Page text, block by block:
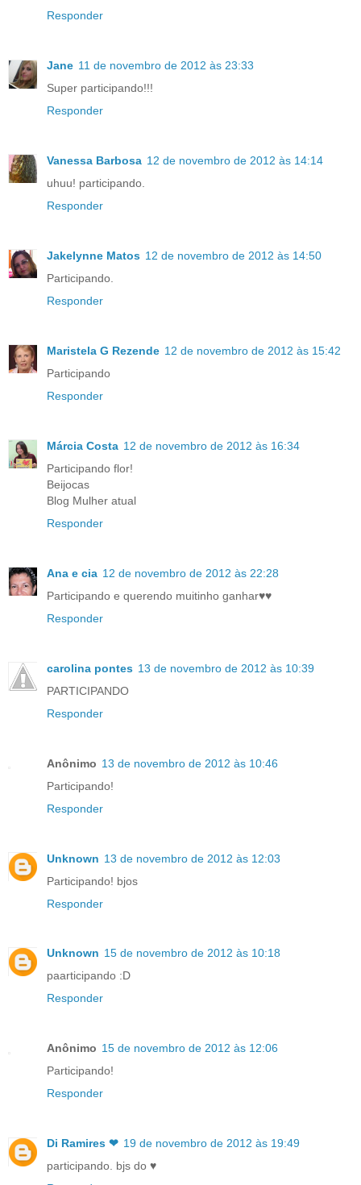
Responder
Jane 11 de novembro de 2012 às 23:33
Super participando!!!
Responder
Vanessa Barbosa 12 de novembro de 2012 às 14:14
uhuu! participando.
Responder
Jakelynne Matos 12 de novembro de 2012 às 14:50
Participando.
Responder
Maristela G Rezende 12 de novembro de 2012 às 15:42
Participando
Responder
Márcia Costa 12 de novembro de 2012 às 16:34
Participando flor!
Beijocas
Blog Mulher atual
Responder
Ana e cia 12 de novembro de 2012 às 22:28
Participando e querendo muitinho ganhar♥♥
Responder
carolina pontes 13 de novembro de 2012 às 10:39
PARTICIPANDO
Responder
Anônimo 13 de novembro de 2012 às 10:46
Participando!
Responder
Unknown 13 de novembro de 2012 às 12:03
Participando! bjos
Responder
Unknown 15 de novembro de 2012 às 10:18
paarticipando :D
Responder
Anônimo 15 de novembro de 2012 às 12:06
Participando!
Responder
Di Ramires ❤ 19 de novembro de 2012 às 19:49
participando. bjs do ♥